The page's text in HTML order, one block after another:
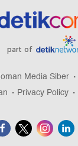
part of
Media Siber
Privacy Policy